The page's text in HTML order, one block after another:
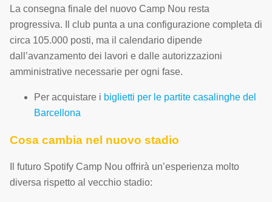
La consegna finale del nuovo Camp Nou resta
progressiva. Il club punta a una configurazione completa di
circa 105.000 posti, ma il calendario dipende
dall’avanzamento dei lavori e dalle autorizzazioni
amministrative necessarie per ogni fase.
Per acquistare i biglietti per le partite casalinghe del
Barcellona
Cosa cambia nel nuovo stadio
Il futuro Spotify Camp Nou offrirà un’esperienza molto
diversa rispetto al vecchio stadio: